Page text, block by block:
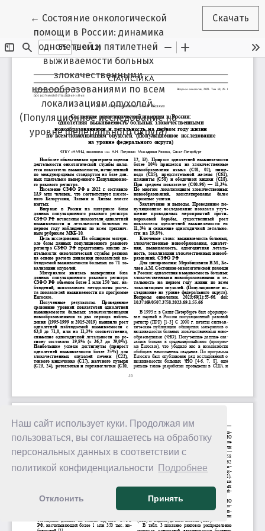
Наш сайт использует куки. Продолжая им
пользоваться, вы соглашаетесь на обработку
персональных данных в соответствии с
политикой конфиденциальности
Подробнее
Отклонить Принять
← Вернуться к Подробностям о статье
Состояние онкологической
помощи в России: динамика
однолетней и пятилетней
выживаемости больных
злокачественными
новообразованиями по всем
локализациям опухолей.
(Популяционное исследование на
уровне федерального округа)
Скачать